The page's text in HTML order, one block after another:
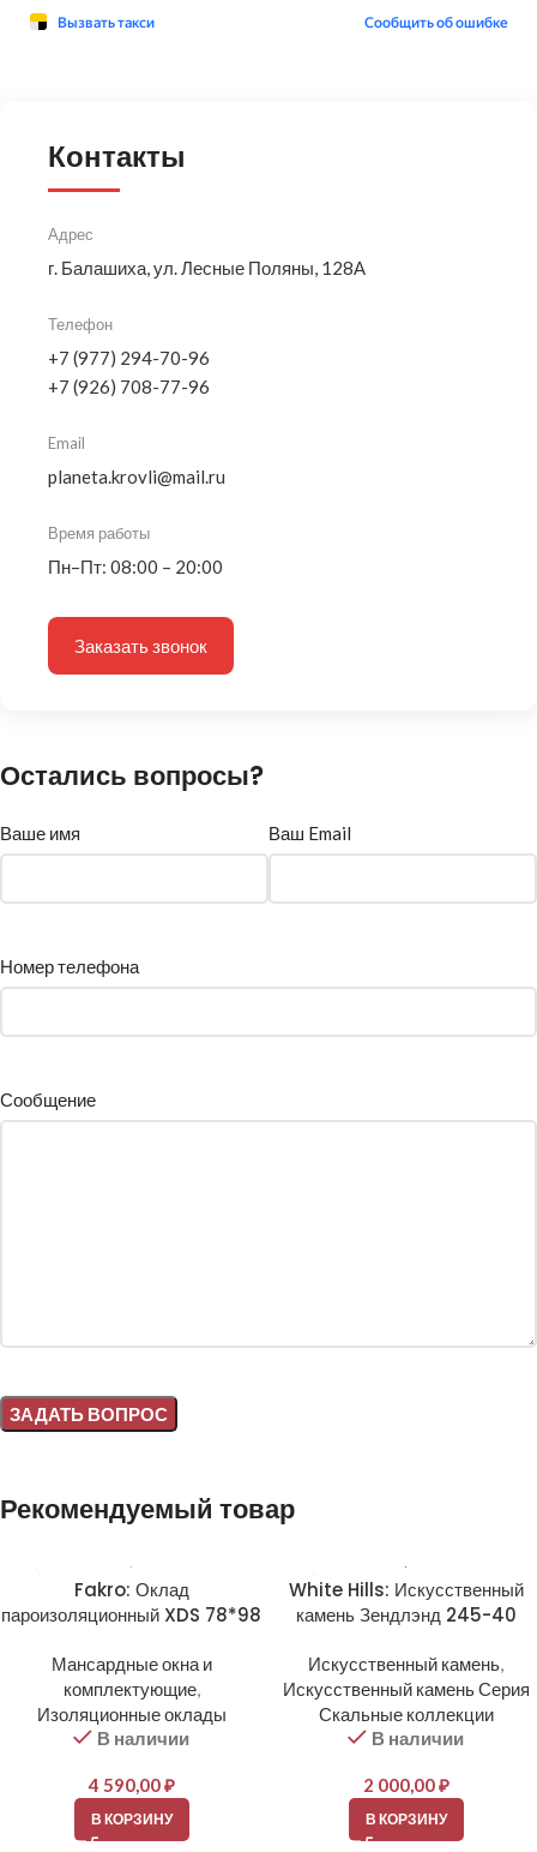
Контакты
Адрес
г. Балашиха, ул. Лесные Поляны, 128А
Телефон
+7 (977) 294-70-96
+7 (926) 708-77-96
Email
planeta.krovli@mail.ru
Время работы
Пн–Пт: 08:00 – 20:00
Заказать звонок
Остались вопросы?
Ваше имя Ваш Email
Номер телефона
Сообщение
Рекомендуемый товар
Fakro: Оклад
пароизоляционный XDS 78*98
Мансардные окна и
комплектующие,
Изоляционные оклады
В наличии
4 590,00₽
В КОРЗИНУ
White Hills: Искусственный
камень Зендлэнд 245-40
Искусственный камень,
Искусственный камень Серия
Скальные коллекции
В наличии
2 000,00₽
В КОРЗИНУ